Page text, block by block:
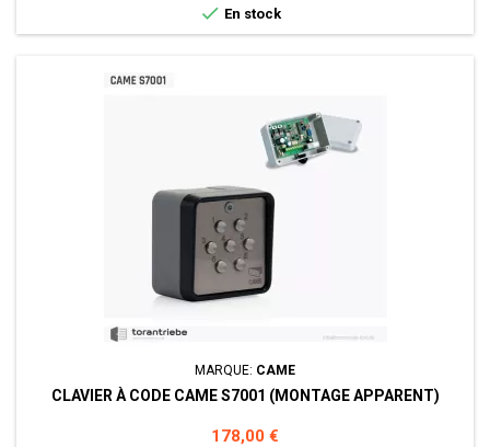
 En stock
MARQUE: CAME
CLAVIER À CODE CAME S7001 (MONTAGE APPARENT)
Prix
178,00 €